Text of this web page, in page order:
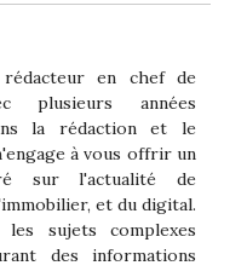
en chef de
plusieurs années
la rédaction et le
à vous offrir un
sur l'actualité de
et du digital.
sujets complexes
des informations